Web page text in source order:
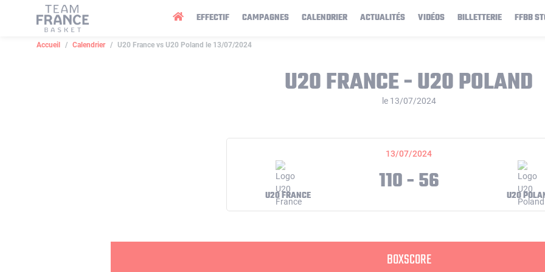
EFFECTIF CAMPAGNES CALENDRIER ACTUALITÉS VIDÉOS BILLETTERIE FFBB
Accueil Calendrier U20 France vs U20 Poland le 13/07/2024
U20 FRANCE - U20 POLAND
le 13/07/2024
13/07/2024
U20 FRANCE 110 - 56 U20
BOXSCORE
Panneau de gestion des cookies